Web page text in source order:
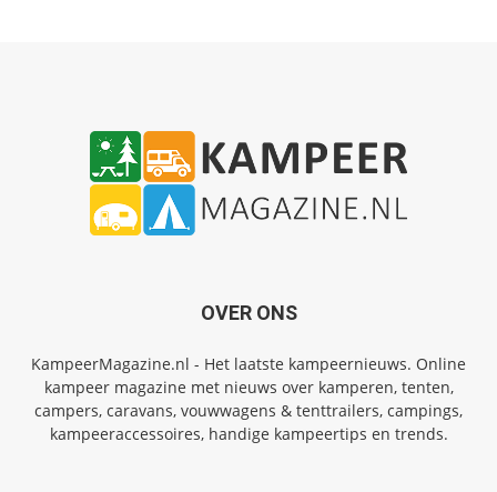
OVER ONS
KampeerMagazine.nl - Het laatste kampeernieuws. Online
kampeer magazine met nieuws over kamperen, tenten,
campers, caravans, vouwwagens & tenttrailers, campings,
kampeeraccessoires, handige kampeertips en trends.